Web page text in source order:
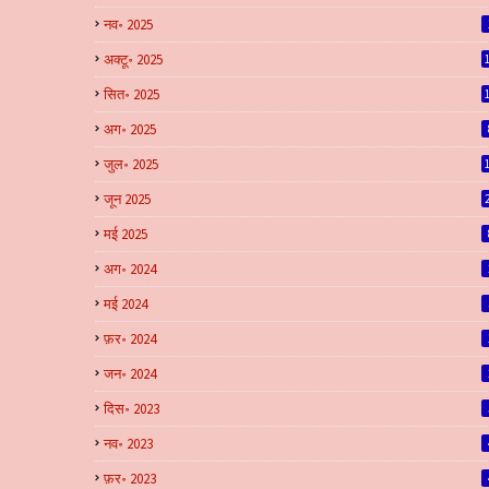
नव॰ 2025
अक्टू॰ 2025
सित॰ 2025
अग॰ 2025
जुल॰ 2025
जून 2025
मई 2025
अग॰ 2024
मई 2024
फ़र॰ 2024
जन॰ 2024
दिस॰ 2023
नव॰ 2023
फ़र॰ 2023